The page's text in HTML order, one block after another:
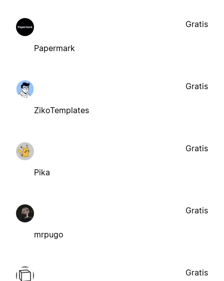
Papermark
Gratis
ZikoTemplates
Gratis
Pika
Gratis
mrpugo
Gratis
Gratis